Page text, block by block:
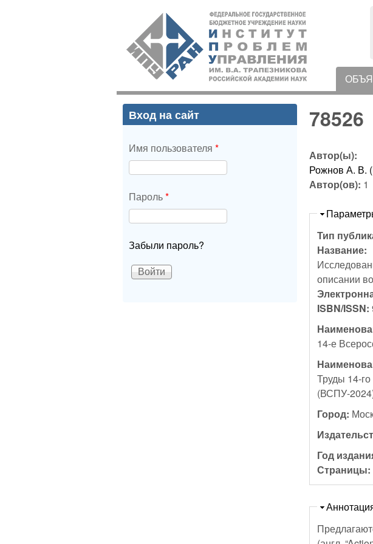
ИПУ
РАН
78526
Автор(ы):
Рожнов А. В.
Автор(ов): 1
Скрыть
Тип
Название:
описании
ISBN/ISSN:
14-е
Труды 14-
(ВСПУ-
Город:
Год
Страницы:
Скрыть
Вход на сайт
Имя пользователя *
Пароль*
Забыли пароль?